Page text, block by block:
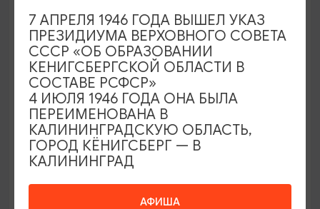
МАСТЕР-КЛАССЫ
Мастер-классы по керамике Елены
Бодяковой
Калининград, ул. Баранова, 45
АФИША
7 АПРЕЛЯ 1946 ГОДА ВЫШЕЛ УКАЗ
ПРЕЗИДИУМА ВЕРХОВНОГО СОВЕТА
СССР «ОБ ОБРАЗОВАНИИ
КЕНИГСБЕРГСКОЙ ОБЛАСТИ В
СОСТАВЕ РСФСР»
4 ИЮЛЯ 1946 ГОДА ОНА БЫЛА
ПЕРЕИМЕНОВАНА В
КАЛИНИНГРАДСКУЮ ОБЛАСТЬ,
ГОРОД КЁНИГСБЕРГ — В
КАЛИНИНГРАД